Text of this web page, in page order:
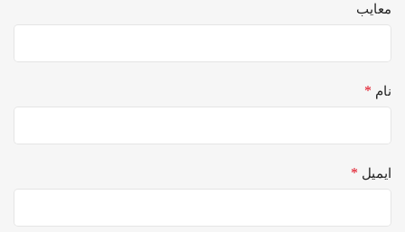
معایب
نام *
ایمیل *